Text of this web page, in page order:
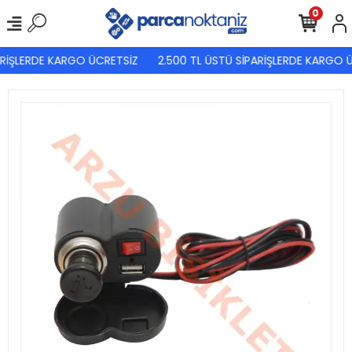
KARGO ÜCRETSİZ 2.500 TL ÜSTÜ SİPARİŞLERDE KARGO
0